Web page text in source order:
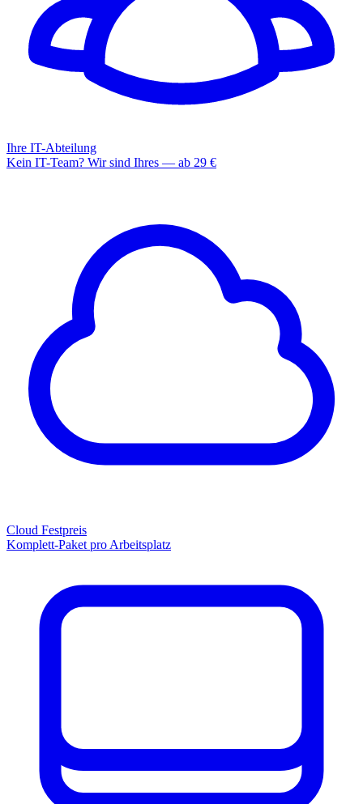
Ihre IT-Abteilung
Kein IT-Team? Wir sind Ihres — ab 29 €
Cloud Festpreis
Komplett-Paket pro Arbeitsplatz